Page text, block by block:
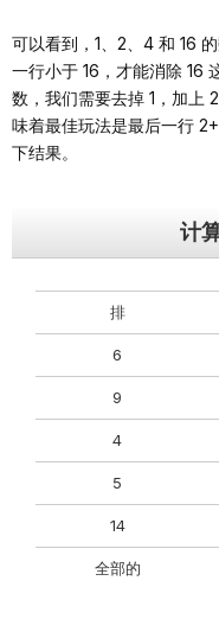
可以看到，1、2、4 和 16
一行小于 16，才能消除 16
数，我们需要去掉 1，加上
味着最佳玩法是最后一行
下结果。
计
排
6
9
4
5
14
全部的